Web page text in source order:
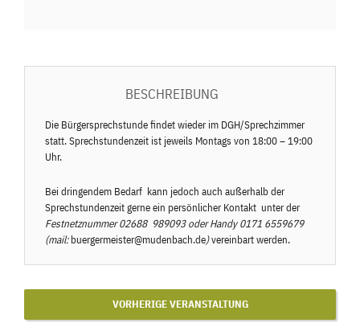
BESCHREIBUNG
Die Bürgersprechstunde findet wieder im DGH/Sprechzimmer
statt. Sprechstundenzeit ist jeweils Montags von 18:00 – 19:00
Uhr.
Bei dringendem Bedarf kann jedoch auch außerhalb der
Sprechstundenzeit gerne ein persönlicher Kontakt unter der
Festnetznummer02688 989093oder Handy0171 6559679
(mail:buergermeister@mudenbach.de)vereinbart werden.
VORHERIGE VERANSTALTUNG